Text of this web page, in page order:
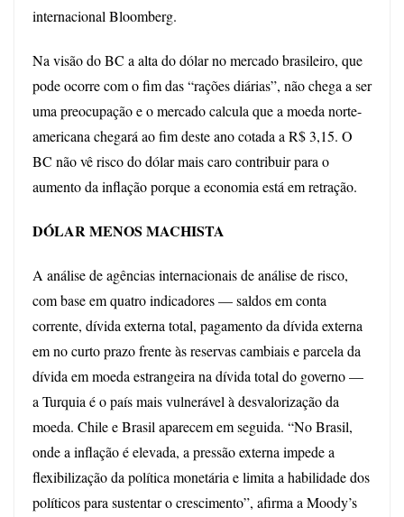
internacional Bloomberg.
Na visão do BC a alta do dólar no mercado brasileiro, que
pode ocorre com o fim das “rações diárias”, não chega a ser
uma preocupação e o mercado calcula que a moeda norte-
americana chegará ao fim deste ano cotada a R$ 3,15. O
BC não vê risco do dólar mais caro contribuir para o
aumento da inflação porque a economia está em retração.
DÓLAR MENOS MACHISTA
A análise de agências internacionais de análise de risco,
com base em quatro indicadores — saldos em conta
corrente, dívida externa total, pagamento da dívida externa
em no curto prazo frente às reservas cambiais e parcela da
dívida em moeda estrangeira na dívida total do governo —
a Turquia é o país mais vulnerável à desvalorização da
moeda. Chile e Brasil aparecem em seguida. “No Brasil,
onde a inflação é elevada, a pressão externa impede a
flexibilização da política monetária e limita a habilidade dos
políticos para sustentar o crescimento”, afirma a Moody’s